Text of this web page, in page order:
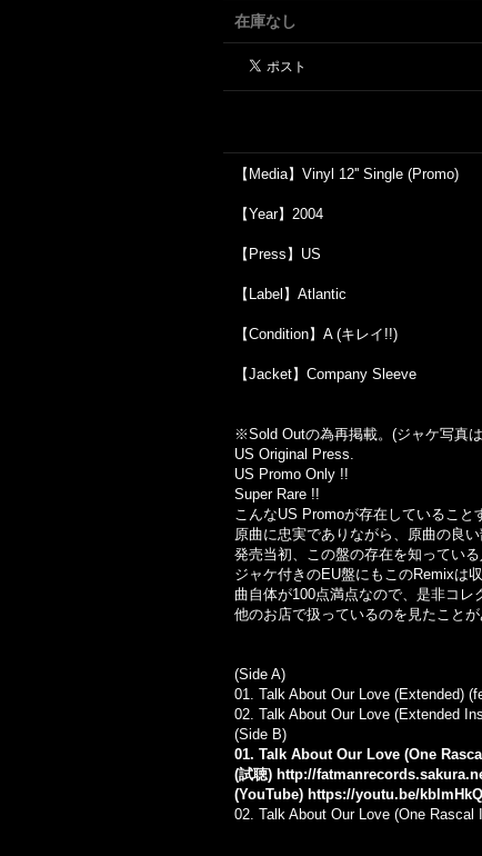
在庫なし
【Media】Vinyl 12'' Single (Promo)
【Year】2004
【Press】US
【Label】Atlantic
【Condition】A (キレイ!!)
【Jacket】Company Sleeve
※Sold Outの為再掲載。 (ジャケ写真
US Original Press.
US Promo Only !!
Super Rare !!
こんなUS Promoが存在していること
原曲に忠実でありながら、原曲の良
発売当初、この盤の存在を知ってい
ジャケ付きのEU盤にもこのRemixは
曲自体が100点満点なので、是非コレ
他のお店で扱っているのを見たこと
(Side A)
01. Talk About Our Love (Extended)
02. Talk About Our Love (Extended
(Side B)
01. Talk About Our Love (One
(試聴) http://
(YouTube) https://youtu.be/
02. Talk About Our Love (One Rascal